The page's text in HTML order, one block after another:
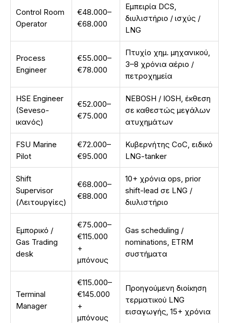
Control Room
Operator
€48.000–
€68.000
Εμπειρία DCS,
διυλιστήριο / ισχύς /
LNG
Process
Engineer
€55.000–
€78.000
Πτυχίο χημ. μηχανικού,
3–8 χρόνια αέριο /
πετροχημεία
HSE Engineer
(Seveso-
ικανός)
€52.000–
€75.000
NEBOSH / IOSH, έκθεση
σε καθεστώς μεγάλων
ατυχημάτων
FSU Marine
Pilot
€72.000–
€95.000
Κυβερνήτης CoC, ειδικό
LNG-tanker
Shift
Supervisor
(Λειτουργίες)
€68.000–
€88.000
10+ χρόνια ops, prior
shift-lead σε LNG /
διυλιστήριο
Εμπορικό /
Gas Trading
desk
€75.000–
€115.000
+
μπόνους
Gas scheduling /
nominations, ETRM
συστήματα
Terminal
Manager
€115.000–
€145.000
+
μπόνους
Προηγούμενη διοίκηση
τερματικού LNG
εισαγωγής, 15+ χρόνια